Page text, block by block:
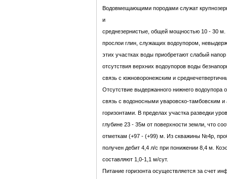
Водовмещающими породами служат
и
среднезернистые, общей мощностью 10 - 30 м.
прослои глин, служащих водоупором,
этих участках воды приобретают слабый
отсутствия верхних водоупоров воды
связь с южноворонежским и
Отсутствие выдержанного нижнего водоупора
связь с водоносными уваровско-тамбовским
горизонтами. В пределах участка разведки
глубине 23 - 35м от поверхности земли, что
отметкам (+97 - (+99) м. Из скважины №4р,
получен дебит 4,4 л/с при понижении 8,4 м.
составляют 1,0-1,1 м/сут.
Питание горизонта осуществляется за счет